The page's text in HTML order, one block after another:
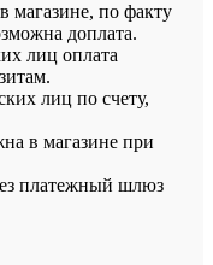
магазине, по факту
доплата.
лиц оплата
лиц по счету,
в магазине при
платежный шлюз